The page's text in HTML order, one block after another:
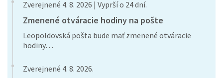
Zverejnené 4. 8. 2026 | Vyprší o 24 dní.
Zmenené otváracie hodiny na pošte
Leopoldovská pošta bude mať zmenené otváracie
hodiny…
Zverejnené 4. 8. 2026.